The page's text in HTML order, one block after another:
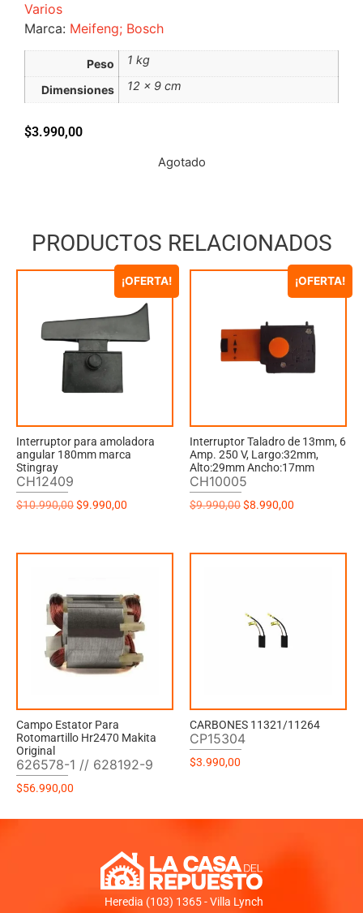
Varios
Marca: Meifeng; Bosch
Peso 1 kg
Dimensiones 12 × 9 cm
$3.990,00
Agotado
PRODUCTOS RELACIONADOS
¡OFERTA!
Interruptor para amoladora
angular 180mm marca
Stingray
CH12409
$10.990,00$9.990,00
¡OFERTA!
Interruptor Taladro de 13mm, 6
Amp. 250 V, Largo:32mm,
Alto:29mm Ancho:17mm
CH10005
$9.990,00$8.990,00
Campo Estator Para
Rotomartillo Hr2470 Makita
Original
626578-1 // 628192-9
$56.990,00
CARBONES 11321/11264
CP15304
$3.990,00
Heredia (103) 1365 - Villa Lynch